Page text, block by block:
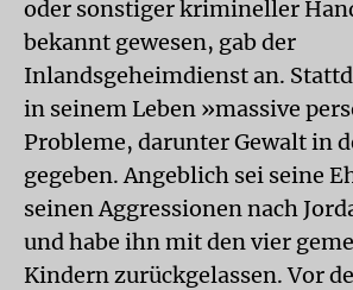
oder sonstiger krimineller
bekannt gewesen, gab der
Inlandsgeheimdienst an.
in seinem Leben »massive
Probleme, darunter Gewalt in
gegeben. Angeblich sei seine
seinen Aggressionen nach
und habe ihn mit den vier
Kindern zurückgelassen. Vor